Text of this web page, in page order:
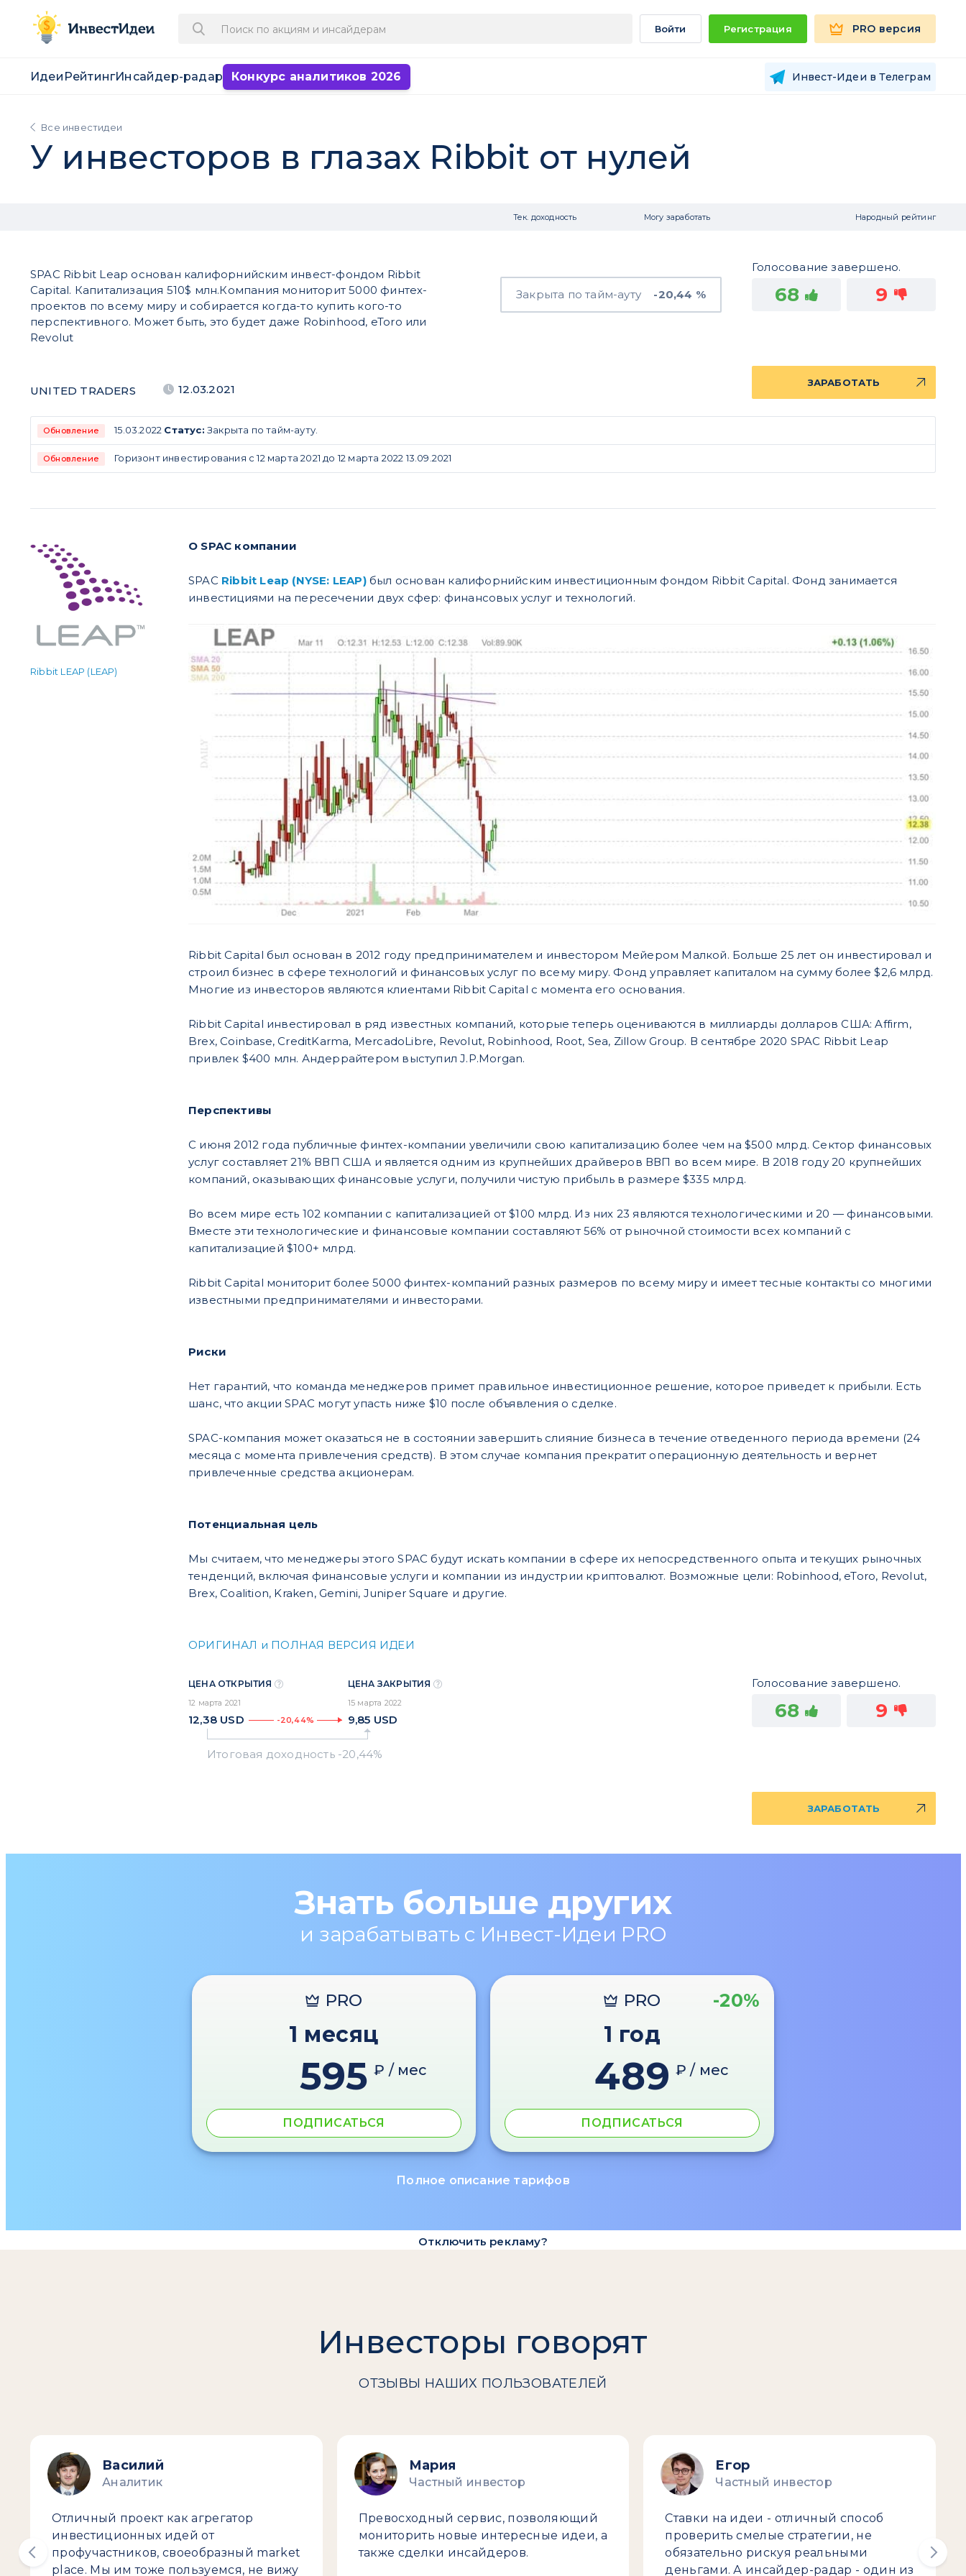
Войти Регистрация PRO версия
Идеи РейтингИнсайдер-радар Конкурс аналитиков 2026 Инвест-Идеи в Телеграм
Все инвестидеи
У инвесторов в глазах Ribbit от нулей
Тек. доходность Могу заработать Народный рейтинг
SPAC Ribbit Leap основан калифорнийским инвест-фондом Ribbit
Capital. Капитализация 510$ млн.Компания мониторит 5000 финтех-
проектов по всему миру и собирается когда-то купить кого-то
перспективного. Может быть, это будет даже Robinhood, eToro или
Revolut
Закрыта по тайм-ауту -20,44 %
Голосование завершено.
68 9
UNITED TRADERS 12.03.2021 ЗАРАБОТАТЬ
Обновление 15.03.2022 Статус: Закрыта по тайм-ауту.
Обновление Горизонт инвестирования с 12 марта 2021 до 12 марта 2022 13.09.2021
Ribbit LEAP (LEAP)
О SPAC компании
SPAC Ribbit Leap (NYSE: LEAP)был основан калифорнийским инвестиционным фондом Ribbit Capital. Фонд занимается
инвестициями на пересечении двух сфер: финансовых услуг и технологий.
Ribbit Capital был основан в 2012 году предпринимателем и инвестором Мейером Малкой. Больше 25 лет он инвестировал и
строил бизнес в сфере технологий и финансовых услуг по всему миру. Фонд управляет капиталом на сумму более $2,6 млрд.
Многие из инвесторов являются клиентами Ribbit Capital с момента его основания.
Ribbit Capital инвестировал в ряд известных компаний, которые теперь оцениваются в миллиарды долларов США: Affirm,
Brex, Coinbase, CreditKarma, MercadoLibre, Revolut, Robinhood, Root, Sea, Zillow Group. В сентябре 2020 SPAC Ribbit Leap
привлек $400 млн. Андеррайтером выступил J.P.Morgan.
Перспективы
С июня 2012 года публичные финтех-компании увеличили свою капитализацию более чем на $500 млрд. Сектор финансовых
услуг составляет 21% ВВП США и является одним из крупнейших драйверов ВВП во всем мире. В 2018 году 20 крупнейших
компаний, оказывающих финансовые услуги, получили чистую прибыль в размере $335 млрд.
Во всем мире есть 102 компании с капитализацией от $100 млрд. Из них 23 являются технологическими и 20 — финансовыми.
Вместе эти технологические и финансовые компании составляют 56% от рыночной стоимости всех компаний с
капитализацией $100+ млрд.
Ribbit Capital мониторит более 5000 финтех-компаний разных размеров по всему миру и имеет тесные контакты со многими
известными предпринимателями и инвесторами.
Риски
Нет гарантий, что команда менеджеров примет правильное инвестиционное решение, которое приведет к прибыли. Есть
шанс, что акции SPAC могут упасть ниже $10 после объявления о сделке.
SPAC-компания может оказаться не в состоянии завершить слияние бизнеса в течение отведенного периода времени (24
месяца с момента привлечения средств). В этом случае компания прекратит операционную деятельность и вернет
привлеченные средства акционерам.
Потенциальная цель
Мы считаем, что менеджеры этого SPAC будут искать компании в сфере их непосредственного опыта и текущих рыночных
тенденций, включая финансовые услуги и компании из индустрии криптовалют. Возможные цели: Robinhood, eToro, Revolut,
Brex, Coalition, Kraken, Gemini, Juniper Square и другие.
ОРИГИНАЛ и ПОЛНАЯ ВЕРСИЯ ИДЕИ
ЦЕНА ОТКРЫТИЯ
12 марта 2021
12,38 USD -20,44%
ЦЕНА ЗАКРЫТИЯ
15 марта 2022
9,85 USD
Голосование завершено.
68 9
ЗАРАБОТАТЬ
Знать больше других
и зарабатывать с Инвест-Идеи PRO
PRO
1 месяц
595 ₽ / мес
ПОДПИСАТЬСЯ
PRO -20%
1 год
489 ₽ / мес
ПОДПИСАТЬСЯ
Полное описание тарифов
Отключить рекламу?
Инвесторы говорят
ОТЗЫВЫ НАШИХ ПОЛЬЗОВАТЕЛЕЙ
Василий
Аналитик
Отличный проект как агрегатор
инвестиционных идей от
профучастников, своеобразный market
place. Мы им тоже пользуемся, не вижу
Мария
Частный инвестор
Превосходный сервис, позволяющий
мониторить новые интересные идеи, а
также сделки инсайдеров.
Егор
Частный инвестор
Ставки на идеи - отличный способ
проверить смелые стратегии, не
обязательно рискуя реальными
деньгами. А инсайдер-радар - один из